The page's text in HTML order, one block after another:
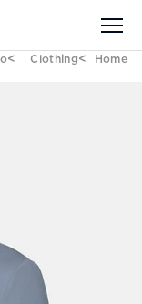
Home
Clothing